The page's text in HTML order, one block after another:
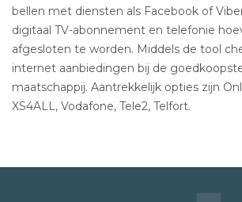
bellen met diensten als Facebook of
digitaal TV-abonnement en telefonie
afgesloten te worden. Middels de tool
internet aanbiedingen bij de
maatschappij. Aantrekkelijk opties zijn
XS4ALL, Vodafone, Tele2, Telfort.